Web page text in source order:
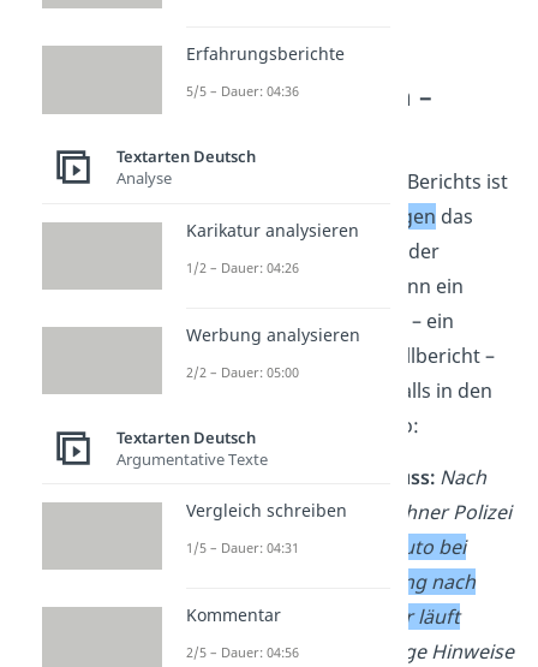
Bericht schreiben –
deines Berichts ist
welche Folgen das
Ereignis für Personen oder
Gegenstände hatte. Wenn ein
Schaden entstanden ist – ein
klassischer Fall im Unfallbericht –
schreibst du das ebenfalls in den
Schluss. Zum Beispiel so:
Bericht Beispiel – Schluss: Nach
Schätzungen der Münchner Polizei
liegt derSchaden am Auto bei
Fahndung nach
dem unbekannten Täter läuft
weiter.Wenn Sie wichtige Hinweise
Erfahrungsberichte
5/5 – Dauer: 04:36
Textarten Deutsch
Analyse
Karikatur analysieren
1/2 – Dauer: 04:26
Werbung analysieren
2/2 – Dauer: 05:00
Textarten Deutsch
Argumentative Texte
Vergleich schreiben
1/5 – Dauer: 04:31
Kommentar
2/5 – Dauer: 04:56